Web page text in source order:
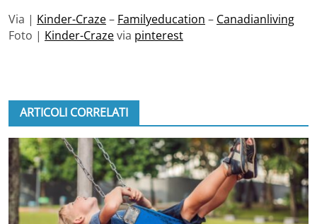
Via | Kinder-Craze– Familyeducation – Canadianliving
Foto | Kinder-Crazevia pinterest
ARTICOLI CORRELATI